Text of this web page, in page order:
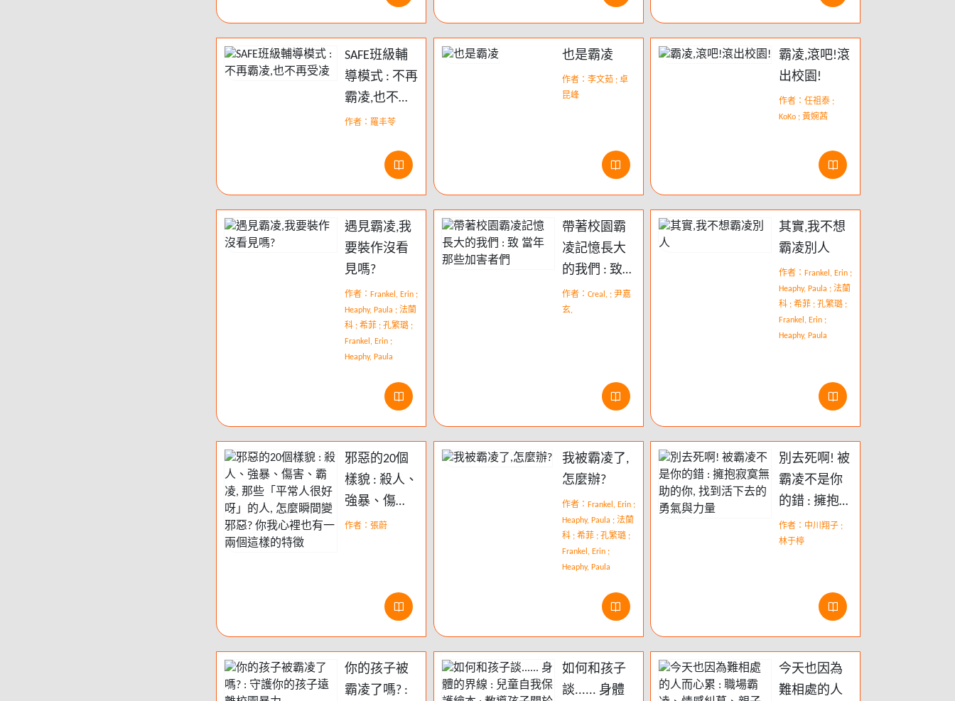
SAFE班級輔
導模式 : 不再
霸凌,也不再
受凌
作者：羅丰苓
也是霸凌
作者：李文茹 ; 卓
昆峰
霸凌,滾吧!滾
出校園!
作者：任祖泰 ;
KoKo ; 黃婉茜
遇見霸凌,我
要裝作沒看
見嗎?
作者：Frankel, Erin ;
Heaphy, Paula ; 法蘭
科 ; 希菲 ; 孔繁璐 ;
Frankel, Erin ;
Heaphy, Paula
帶著校園霸
凌記憶長大
的我們 : 致
當年那些加
害者們
作者：Creal, ; 尹嘉
玄,
其實,我不想
霸凌別人
作者：Frankel, Erin ;
Heaphy, Paula ; 法蘭
科 ; 希菲 ; 孔繁璐 ;
Frankel, Erin ;
Heaphy, Paula
邪惡的20個
樣貌 : 殺人、
強暴、傷
害、霸凌, 那
變邪惡? 你我
兩個這樣的
特徵
作者：張蔚
我被霸凌了,
怎麼辦?
作者：Frankel, Erin ;
Heaphy, Paula ; 法蘭
科 ; 希菲 ; 孔繁璐 ;
Frankel, Erin ;
Heaphy, Paula
別去死啊! 被
霸凌不是你
的錯 : 擁抱寂
寞無助的你,
找到活下去
作者：中川翔子 ;
林于楟
你的孩子被
霸凌了嗎? :
如何和孩子
談...... 身體
今天也因為
難相處的人